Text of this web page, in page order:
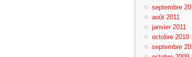
septembre
août 2011
janvier 2011
octobre 2010
septembre